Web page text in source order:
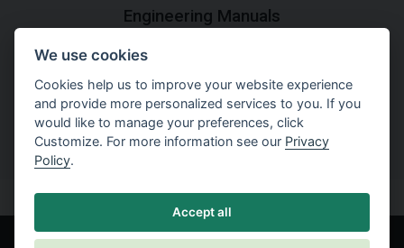
Engineering Manuals
Step by steps guides on how
to solve a specific tasks.
We use cookies
Cookies help us to improve your website experience
and provide more personalized services to you. If you
would like to manage your preferences, click
Customize. For more information see our Privacy
Policy.
Accept all